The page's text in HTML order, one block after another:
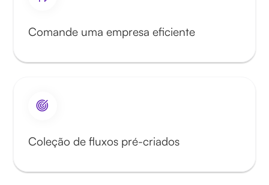
Comande uma empresa eficiente
Coleção de fluxos pré-criados